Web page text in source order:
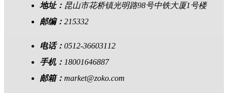
地址： 昆山市花桥镇光明路98号中铁大厦1号楼
邮编： 215332
电话： 0512-36603112
手机： 18001646887
邮箱： market@zoko.com